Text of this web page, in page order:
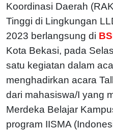
Koordinasi Daerah
Tinggi di Lingkungan
2023 berlangsung di
Kota Bekasi, pada
satu kegiatan dalam
menghadirkan acara
dari mahasiswa/I yang
Merdeka Belajar
program IISMA